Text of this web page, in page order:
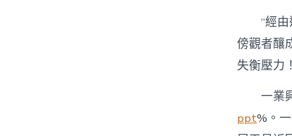
“經
傍觀者釀
失衡壓力
一業
ppt%。